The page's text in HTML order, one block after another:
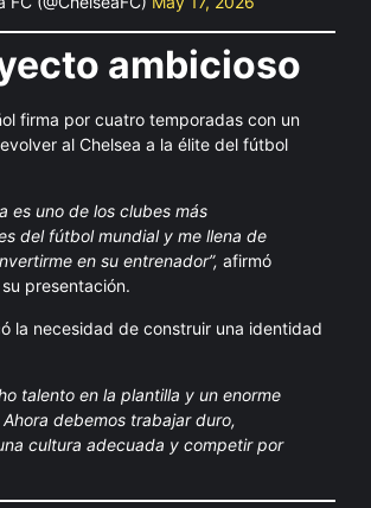
ambicioso
firma por cuatro temporadas con un
al Chelsea a la élite del fútbol
es uno de los clubes más
del fútbol mundial y me llena de
en su entrenador”, afirmó
presentación.
la necesidad de construir una identidad
talento en la plantilla y un enorme
debemos trabajar duro,
cultura adecuada y competir por